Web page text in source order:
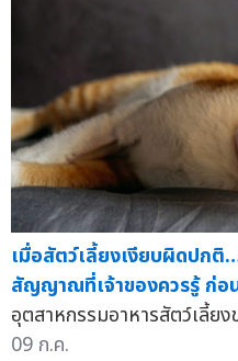
เมื่อสัตว์เลี้ยงเงียบผิดปกติ
สัญญาณที่เจ้าของควรรู้ ก่อ
อุตสาหกรรมอาหารสัตว์เลี้ย
09 ก.ค.